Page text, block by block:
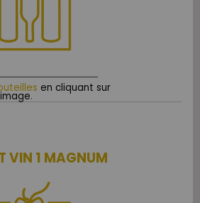
en cliquant sur
.
VIN 1 MAGNUM